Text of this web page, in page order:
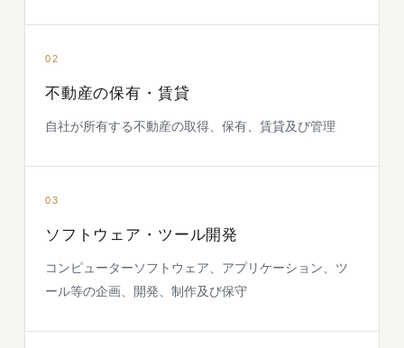
02
不動産の保有・賃貸
自社が所有する不動産の取得、保有、賃貸及び管理
03
ソフトウェア・ツール開発
コンピューターソフトウェア、アプリケーション、ツ
ール等の企画、開発、制作及び保守